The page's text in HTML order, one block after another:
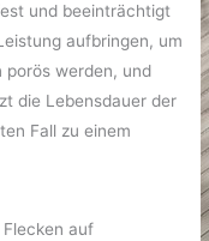
und beeinträchtigt
aufbringen, um
porös werden, und
die Lebensdauer der
Fall zu einem
auf